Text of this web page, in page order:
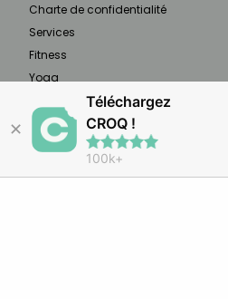
À PROPOS
Charte de confidentialité
Services
Fitness
Yoga
✕
Téléchargez
CROQ !
100k+